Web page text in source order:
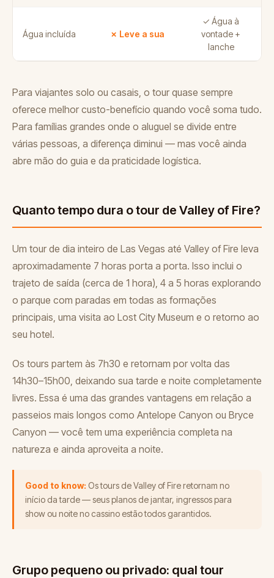
Água incluída ✗ Leve a sua
✓ Água à
vontade +
lanche
Para viajantes solo ou casais, o tour quase sempre
oferece melhor custo-benefício quando você soma tudo.
Para famílias grandes onde o aluguel se divide entre
várias pessoas, a diferença diminui — mas você ainda
abre mão do guia e da praticidade logística.
Quanto tempo dura o tour de Valley of Fire?
Um tour de dia inteiro de Las Vegas até Valley of Fire leva
aproximadamente 7 horas porta a porta. Isso inclui o
trajeto de saída (cerca de 1 hora), 4 a 5 horas explorando
o parque com paradas em todas as formações
principais, uma visita ao Lost City Museum e o retorno ao
seu hotel.
Os tours partem às 7h30 e retornam por volta das
14h30–15h00, deixando sua tarde e noite completamente
livres. Essa é uma das grandes vantagens em relação a
passeios mais longos como Antelope Canyon ou Bryce
Canyon — você tem uma experiência completa na
natureza e ainda aproveita a noite.
Good to know: Os tours de Valley of Fire retornam no
início da tarde — seus planos de jantar, ingressos para
show ou noite no cassino estão todos garantidos.
Grupo pequeno ou privado: qual tour